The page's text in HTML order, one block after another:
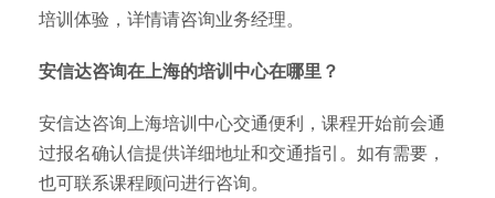
培训体验，详情请咨询业务经理。
安信达咨询在上海的培训中心在哪里？
安信达咨询上海培训中心交通便利，课程开始前会通
过报名确认信提供详细地址和交通指引。如有需要，
也可联系课程顾问进行咨询。